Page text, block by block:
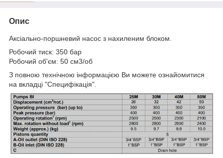
Опис
Аксіально-поршневий насос з нахиленим блоком.
Робочий тиск: 350 бар
Робочий об'єм: 50 см3/об
З повною технічною інформацією Ви можете ознайомитися
на вкладці "Специфікація".